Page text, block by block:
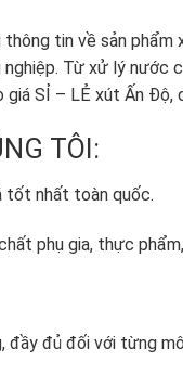
tin về sản phẩm
Từ xử lý nước
SỈ – LẺ xút Ấn Độ,
TÔI:
tốt nhất toàn quốc.
phụ gia, thực
đầy đủ đối với từng